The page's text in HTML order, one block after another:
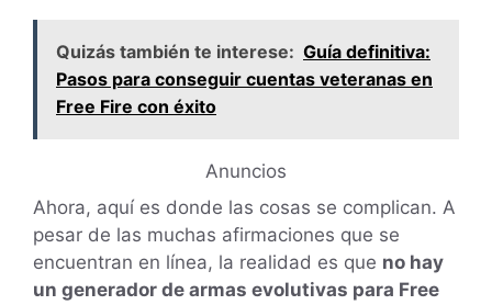
Quizás también te interese: Guía definitiva:
Pasos para conseguir cuentas veteranas en
Free Fire con éxito
Anuncios
Ahora, aquí es donde las cosas se complican. A
pesar de las muchas afirmaciones que se
encuentran en línea, la realidad es que no hay
un generador de armas evolutivas para Free